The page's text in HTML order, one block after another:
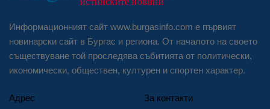
Информационният сайт www.burgasinfo.com е първият
новинарски сайт в Бургас и региона. От началото на своето
съществуване той проследява събитията от политически,
икономически, обществен, културен и спортен характер.
Адрес
За контакти